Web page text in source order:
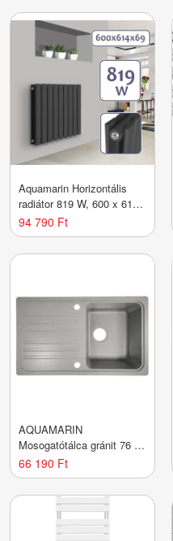
Aquamarin Horizontális
radiátor 819 W, 600 x 614
x 69 mm
94 790 Ft
AQUAMARIN
Mosogatótálca gránit 76 x
46 cm szürke
66 190 Ft